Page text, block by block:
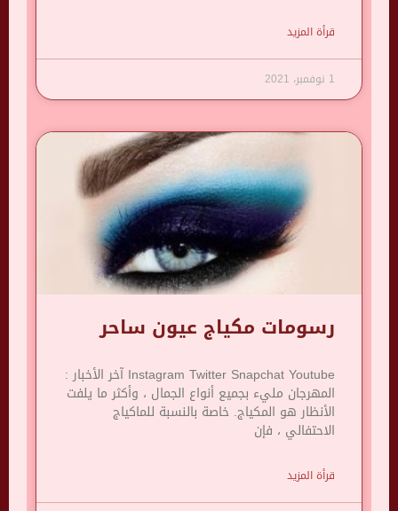
قرأة المزيد
1 نوفمبر، 2021
رسومات مكياج عيون ساحر
Instagram Twitter Snapchat Youtube آخر الأخبار :
المهرجان مليء بجميع أنواع الجمال ، وأكثر ما يلفت
الأنظار هو المكياج. خاصة بالنسبة للماكياج
الاحتفالي ، فإن
قرأة المزيد